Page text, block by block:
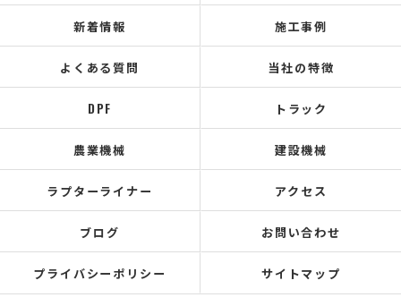
新着情報 施工事例
よくある質問 当社の特徴
DPF トラック
農業機械 建設機械
ラプターライナー アクセス
ブログ お問い合わせ
プライバシーポリシー サイトマップ